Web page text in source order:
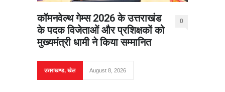
कॉमनवेल्थ गेम्स 2026 के उत्तराखंड
के पदक विजेताओं और प्रशिक्षकों को
मुख्यमंत्री धामी ने किया सम्मानित
0
उत्तराखण्ड,खेल August 8, 2026